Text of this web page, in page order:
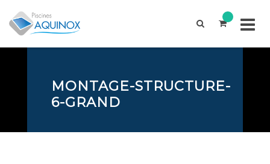
MONTAGE-STRUCTURE-
6-GRAND